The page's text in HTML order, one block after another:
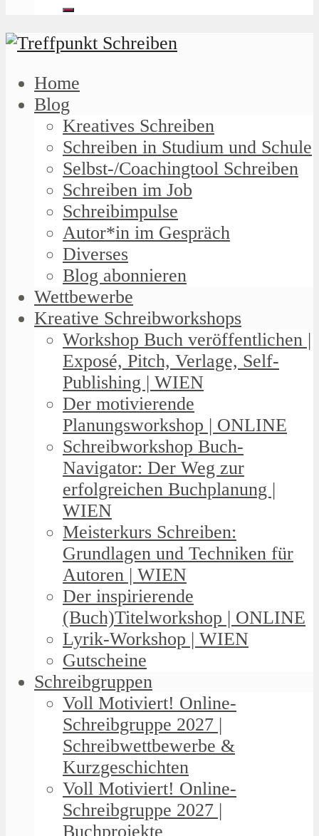
Home
Blog
Kreatives Schreiben
Schreiben in Studium und Schule
Selbst-/Coachingtool Schreiben
Schreiben im Job
Schreibimpulse
Autor*in im Gespräch
Diverses
Blog abonnieren
Wettbewerbe
Kreative Schreibworkshops
Workshop Buch veröffentlichen |
Exposé, Pitch, Verlage, Self-
Publishing | WIEN
Der motivierende
Planungsworkshop | ONLINE
Schreibworkshop Buch-
Navigator: Der Weg zur
erfolgreichen Buchplanung |
WIEN
Meisterkurs Schreiben:
Grundlagen und Techniken für
Autoren | WIEN
Der inspirierende
(Buch)Titelworkshop | ONLINE
Lyrik-Workshop | WIEN
Gutscheine
Schreibgruppen
Voll Motiviert! Online-
Schreibgruppe 2027 |
Schreibwettbewerbe &
Kurzgeschichten
Voll Motiviert! Online-
Schreibgruppe 2027 |
Buchprojekte